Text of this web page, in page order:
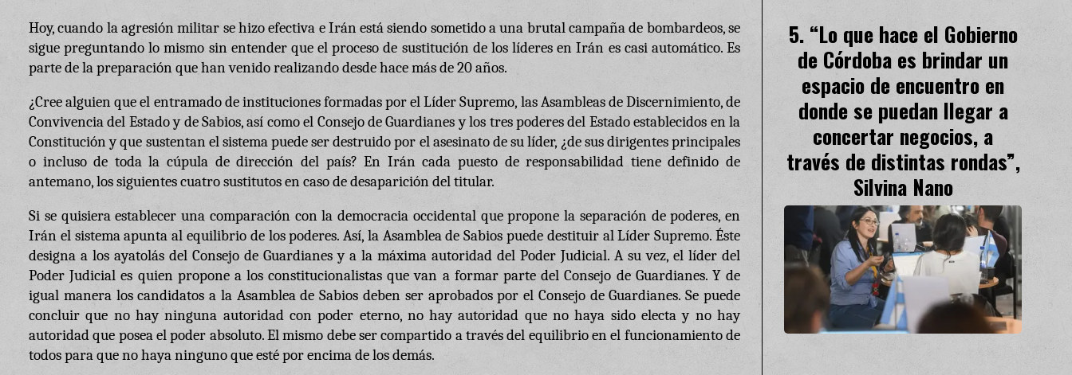
Hoy, cuando la agresión militar se hizo efectiva e Irán está siendo sometido a una brutal campaña de bombardeos, se
sigue preguntando lo mismo sin entender que el proceso de sustitución de los líderes en Irán es casi automático. Es
parte de la preparación que han venido realizando desde hace más de 20 años.
¿Cree alguien que el entramado de instituciones formadas por el Líder Supremo, las Asambleas de Discernimiento, de
Convivencia del Estado y de Sabios, así como el Consejo de Guardianes y los tres poderes del Estado establecidos en la
Constitución y que sustentan el sistema puede ser destruido por el asesinato de su líder, ¿de sus dirigentes principales
o incluso de toda la cúpula de dirección del país? En Irán cada puesto de responsabilidad tiene definido de
antemano, los siguientes cuatro sustitutos en caso de desaparición del titular.
Si se quisiera establecer una comparación con la democracia occidental que propone la separación de poderes, en
Irán el sistema apunta al equilibrio de los poderes. Así, la Asamblea de Sabios puede destituir al Líder Supremo. Éste
designa a los ayatolás del Consejo de Guardianes y a la máxima autoridad del Poder Judicial. A su vez, el líder del
Poder Judicial es quien propone a los constitucionalistas que van a formar parte del Consejo de Guardianes. Y de
igual manera los candidatos a la Asamblea de Sabios deben ser aprobados por el Consejo de Guardianes. Se puede
concluir que no hay ninguna autoridad con poder eterno, no hay autoridad que no haya sido electa y no hay
autoridad que posea el poder absoluto. El mismo debe ser compartido a través del equilibrio en el funcionamiento de
todos para que no haya ninguno que esté por encima de los demás.
“Lo que hace el Gobierno
de Córdoba es brindar un
espacio de encuentro en
donde se puedan llegar a
concertar negocios, a
través de distintas rondas”,
Silvina Nano